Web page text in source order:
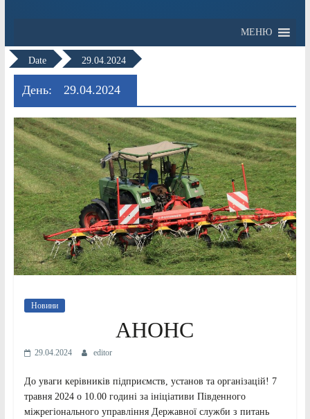
МЕНЮ
Date 29.04.2024
День: 29.04.2024
Новини
АНОНС
29.04.2024 editor
До уваги керівників підприємств, установ та організацій! 7
травня 2024 о 10.00 годині за ініціативи Південного
міжрегіонального управління Державної служби з питань